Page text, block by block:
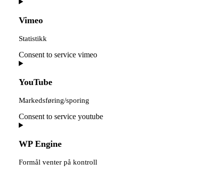
Vimeo
Statistikk
Consent to service vimeo
YouTube
Markedsføring/sporing
Consent to service youtube
WP Engine
Formål venter på kontroll